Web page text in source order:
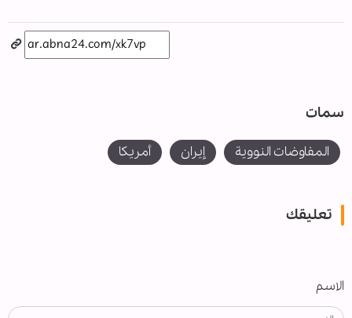
سمات
المفاوضات النووية إيران أمريكا
تعليقك
الاسم